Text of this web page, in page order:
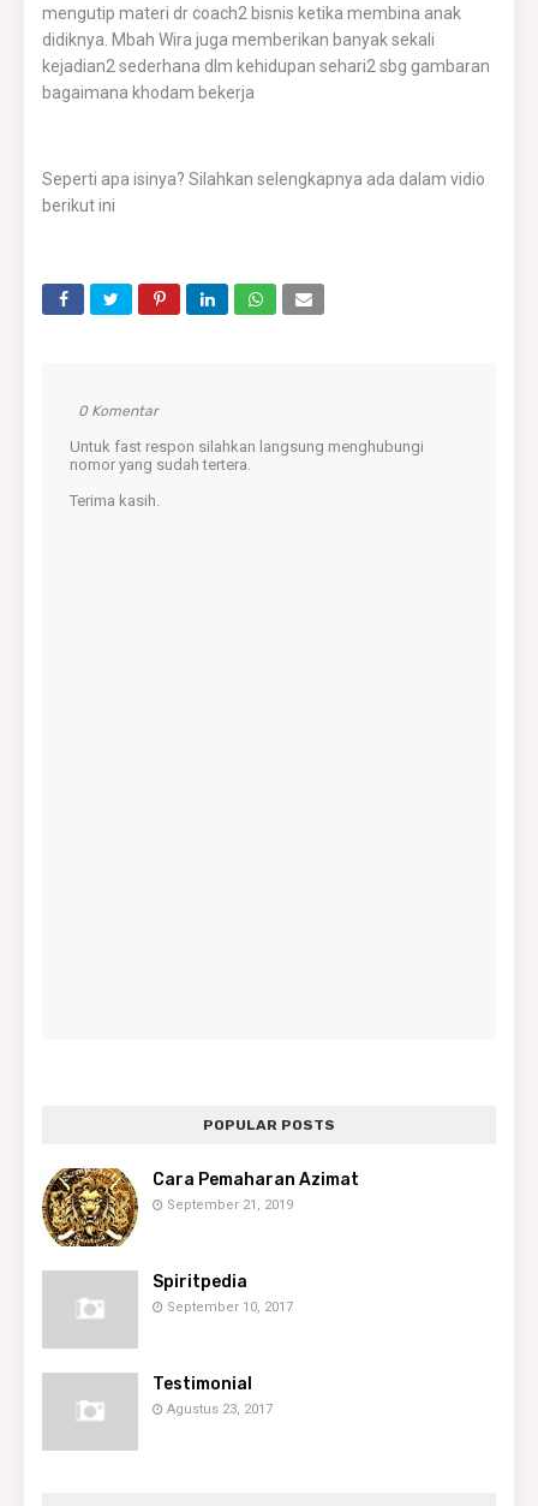
mengutip materi dr coach2 bisnis ketika membina anak
didiknya. Mbah Wira juga memberikan banyak sekali
kejadian2 sederhana dlm kehidupan sehari2 sbg gambaran
bagaimana khodam bekerja
Seperti apa isinya? Silahkan selengkapnya ada dalam vidio
berikut ini
0 Komentar
Untuk fast respon silahkan langsung menghubungi
nomor yang sudah tertera.
Terima kasih.
POPULAR POSTS
Cara Pemaharan Azimat
September 21, 2019
Spiritpedia
September 10, 2017
Testimonial
Agustus 23, 2017